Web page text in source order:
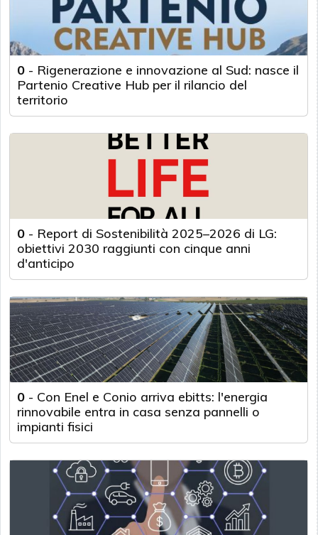
0 - Rigenerazione e innovazione al Sud: nasce il
Partenio Creative Hub per il rilancio del
territorio
0 - Report di Sostenibilità 2025–2026 di LG:
obiettivi 2030 raggiunti con cinque anni
d'anticipo
0 - Con Enel e Conio arriva ebitts: l'energia
rinnovabile entra in casa senza pannelli o
impianti fisici